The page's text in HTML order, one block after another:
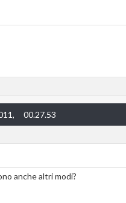
00.27.53
anche altri modi?